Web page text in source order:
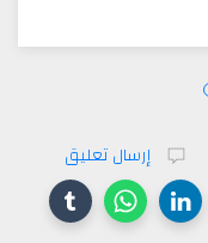
إرسال تعليق